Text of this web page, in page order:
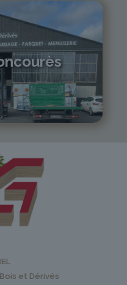
83 89
sa.fr
et Dérivés